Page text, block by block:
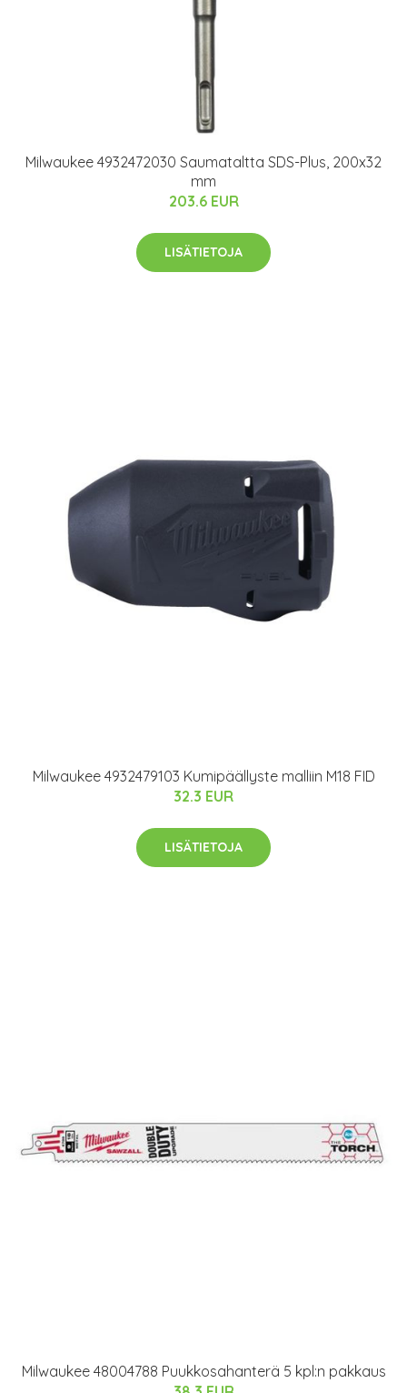
Milwaukee 4932472030 Saumataltta SDS-Plus, 200x32
mm
203.6 EUR
LISÄTIETOJA
Milwaukee 4932479103 Kumipäällyste malliin M18 FID
32.3 EUR
LISÄTIETOJA
Milwaukee 48004788 Puukkosahanterä 5 kpl:n pakkaus